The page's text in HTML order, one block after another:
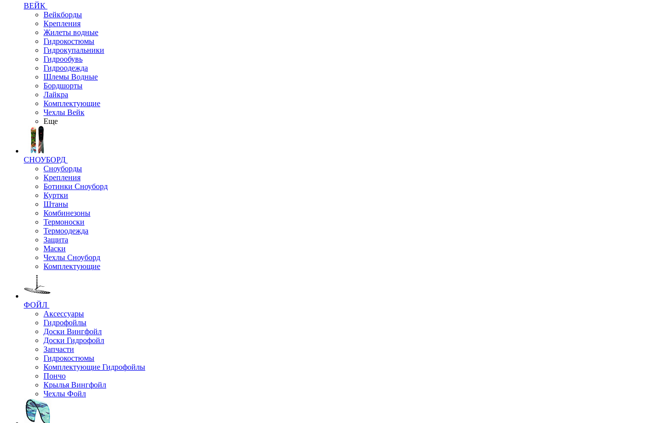
ВЕЙК
Вейкборды
Крепления
Жилеты водные
Гидрокостюмы
Гидрокупальники
Гидрообувь
Гидроодежда
Шлемы Водные
Бордшорты
Лайкра
Комплектующие
Чехлы Вейк
Еще
СНОУБОРД
Сноуборды
Крепления
Ботинки Сноуборд
Куртки
Штаны
Комбинезоны
Термоноски
Термоодежда
Защита
Маски
Чехлы Сноуборд
Комплектующие
ФОЙЛ
Аксессуары
Гидрофойлы
Доски Вингфойл
Доски Гидрофойл
Запчасти
Гидрокостюмы
Комплектующие Гидрофойлы
Пончо
Крылья Вингфойл
Чехлы Фойл